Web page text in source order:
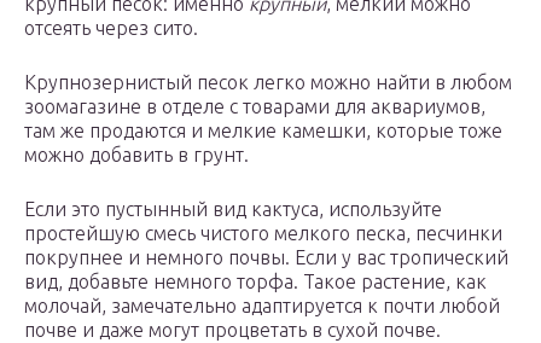
отсеять через сито.
Крупнозернистый песок легко можно найти в любом
зоомагазине в отделе с товарами для аквариумов,
там же продаются и мелкие камешки, которые тоже
можно добавить в грунт.
Если это пустынный вид кактуса, используйте
простейшую смесь чистого мелкого песка, песчинки
покрупнее и немного почвы. Если у вас тропический
вид, добавьте немного торфа. Такое растение, как
молочай, замечательно адаптируется к почти любой
почве и даже могут процветать в сухой почве.